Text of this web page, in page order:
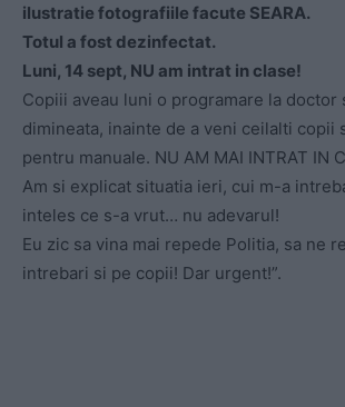
ilustratie fotografiile facute SEARA.
Totul a fost dezinfectat.
Luni, 14 sept, NU am intrat in clase!
Copiii aveau luni o programare la doctor
dimineata, inainte de a veni ceilalti copii
pentru manuale. NU AM MAI INTRAT IN
Am si explicat situatia ieri, cui m-a
inteles ce s-a vrut… nu adevarul!
Eu zic sa vina mai repede Politia, sa ne
intrebari si pe copii! Dar urgent!”.